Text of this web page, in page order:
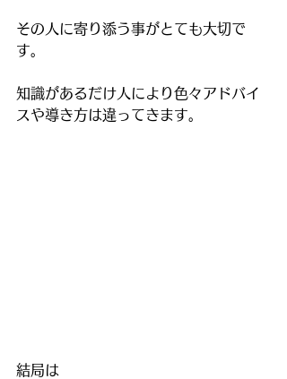
その人に寄り添う事がとても大切で
す。
知識があるだけ人により色々アドバイ
スや導き方は違ってきます。
結局は